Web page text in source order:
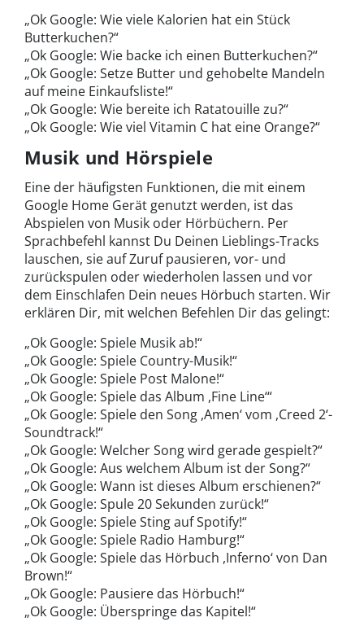
„Ok Google: Wie viele Kalorien hat ein Stück
Butterkuchen?“
„Ok Google: Wie backe ich einen Butterkuchen?“
„Ok Google: Setze Butter und gehobelte Mandeln
auf meine Einkaufsliste!“
„Ok Google: Wie bereite ich Ratatouille zu?“
„Ok Google: Wie viel Vitamin C hat eine Orange?“
Musik und Hörspiele
Eine der häufigsten Funktionen, die mit einem
Google Home Gerät genutzt werden, ist das
Abspielen von Musik oder Hörbüchern. Per
Sprachbefehl kannst Du Deinen Lieblings-Tracks
lauschen, sie auf Zuruf pausieren, vor- und
zurückspulen oder wiederholen lassen und vor
dem Einschlafen Dein neues Hörbuch starten. Wir
erklären Dir, mit welchen Befehlen Dir das gelingt:
„Ok Google: Spiele Musik ab!“
„Ok Google: Spiele Country-Musik!“
„Ok Google: Spiele Post Malone!“
„Ok Google: Spiele das Album ,Fine Line‘“
„Ok Google: Spiele den Song ,Amen‘ vom ,Creed 2‘-
Soundtrack!“
„Ok Google: Welcher Song wird gerade gespielt?“
„Ok Google: Aus welchem Album ist der Song?“
„Ok Google: Wann ist dieses Album erschienen?“
„Ok Google: Spule 20 Sekunden zurück!“
„Ok Google: Spiele Sting auf Spotify!“
„Ok Google: Spiele Radio Hamburg!“
„Ok Google: Spiele das Hörbuch ,Inferno‘ von Dan
Brown!“
„Ok Google: Pausiere das Hörbuch!“
„Ok Google: Überspringe das Kapitel!“